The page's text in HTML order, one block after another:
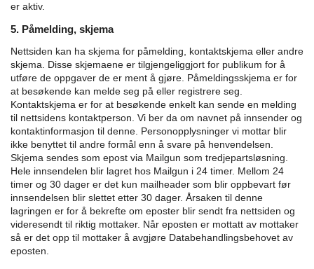
er aktiv.
5. Påmelding, skjema
Nettsiden kan ha skjema for påmelding, kontaktskjema eller andre
skjema. Disse skjemaene er tilgjengeliggjort for publikum for å
utføre de oppgaver de er ment å gjøre. Påmeldingsskjema er for
at besøkende kan melde seg på eller registrere seg.
Kontaktskjema er for at besøkende enkelt kan sende en melding
til nettsidens kontaktperson. Vi ber da om navnet på innsender og
kontaktinformasjon til denne. Personopplysninger vi mottar blir
ikke benyttet til andre formål enn å svare på henvendelsen.
Skjema sendes som epost via Mailgun som tredjepartsløsning.
Hele innsendelen blir lagret hos Mailgun i 24 timer. Mellom 24
timer og 30 dager er det kun mailheader som blir oppbevart før
innsendelsen blir slettet etter 30 dager. Årsaken til denne
lagringen er for å bekrefte om eposter blir sendt fra nettsiden og
videresendt til riktig mottaker. Når eposten er mottatt av mottaker
så er det opp til mottaker å avgjøre Databehandlingsbehovet av
eposten.